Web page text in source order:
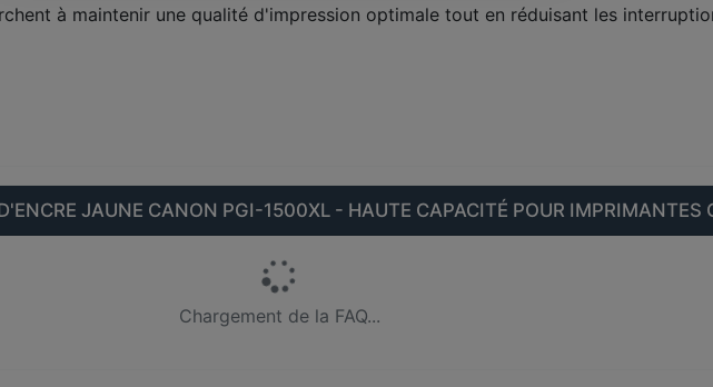
à maintenir une qualité d'impression optimale tout en réduisant les
JAUNE CANON PGI-1500XL - HAUTE CAPACITÉ POUR IMPRIMANTES
Chargement de la FAQ...